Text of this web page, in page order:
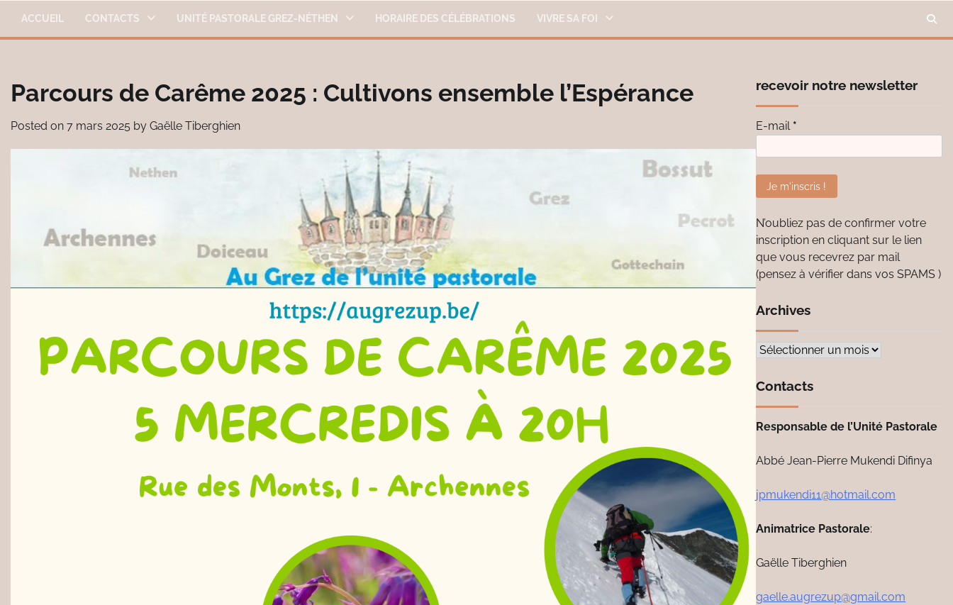
content
ACCUEIL CONTACTS UNITÉ PASTORALE GREZ-NÉTHEN HORAIRE DES CÉLÉBRATIONS VIVRE SA FOI
Parcours de Carême 2025 : Cultivons ensemble l’Espérance
Posted on 7 mars 2025 by Gaëlle Tiberghien
recevoir notre newsletter
E-mail *
N’oubliez pas de confirmer votre
inscription en cliquant sur le lien
que vous recevrez par mail
(pensez à vérifier dans vos SPAMS )
Archives
Archives
Contacts
Responsable de l’Unité Pastorale
Abbé Jean-Pierre Mukendi Difinya
jpmukendi11@hotmail.com
Animatrice Pastorale:
Gaëlle Tiberghien
gaelle.augrezup@gmail.com